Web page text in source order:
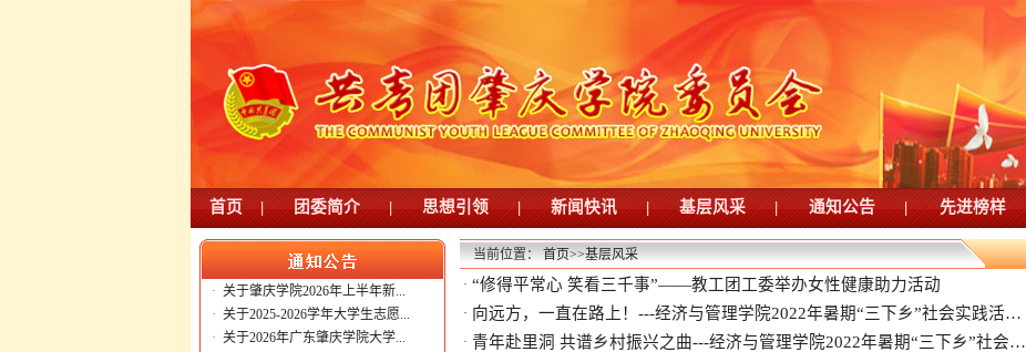
首页 | 团委简介 | 思想引领 | 新闻快讯 | 基层风采 | 通知公告 | 先进榜样
· 关于肇庆学院2026年上半年新...
· 关于2025-2026学年大学生志愿...
· 关于2026年广东肇庆学院大学...
当前位置：首页>>基层风采
· “修得平常心 笑看三千事”——教工团工委举办女性健康助力活动
· 向远方，一直在路上！---经济与管理学院2022年暑期“三下乡”社会实践活…
· 青年赴里洞 共谱乡村振兴之曲---经济与管理学院2022年暑期“三下乡”社会…